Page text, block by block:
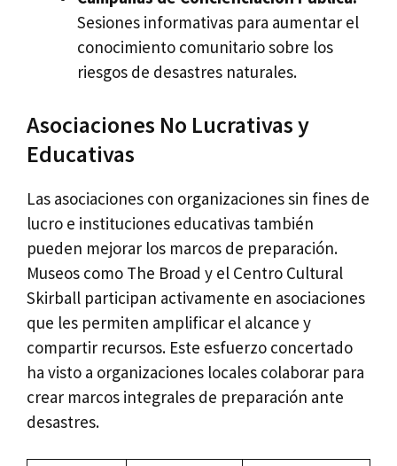
Sesiones informativas para aumentar el
conocimiento comunitario sobre los
riesgos de desastres naturales.
Asociaciones No Lucrativas y
Educativas
Las asociaciones con organizaciones sin fines de
lucro e instituciones educativas también
pueden mejorar los marcos de preparación.
Museos como The Broad y el Centro Cultural
Skirball participan activamente en asociaciones
que les permiten amplificar el alcance y
compartir recursos. Este esfuerzo concertado
ha visto a organizaciones locales colaborar para
crear marcos integrales de preparación ante
desastres.